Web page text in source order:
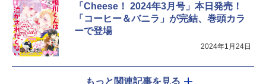
「Cheese！ 2024年3月号」本日発売！
「コーヒー＆バニラ」が完結、巻頭カラ
ーで登場
2024年1月24日
もっと関連記事を見る